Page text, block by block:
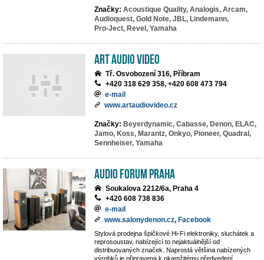
Značky: Acoustique Quality, Analogis, Arcam,
Audioquest, Gold Note, JBL, Lindemann,
Pro-Ject, Revel, Yamaha
Art Audio Video
Tř. Osvobození 316, Příbram
+420 318 629 358, +420 608 473 794
e-mail
www.artaudiovideo.cz
Značky: Beyerdynamic, Cabasse, Denon, ELAC,
Jamo, Koss, Marantz, Onkyo, Pioneer, Quadral,
Sennheiser, Yamaha
Audio Forum Praha
Soukalova 2212/6a, Praha 4
+420 608 738 836
e-mail
www.salonydenon.cz, Facebook
Stylová prodejna špičkové Hi-Fi elektroniky, sluchátek a
reprosoustav, nabízející to nejaktuálnější od
distribuovaných značek. Naprostá většina nabízených
výrobků je připravena k okamžitému předvedení.